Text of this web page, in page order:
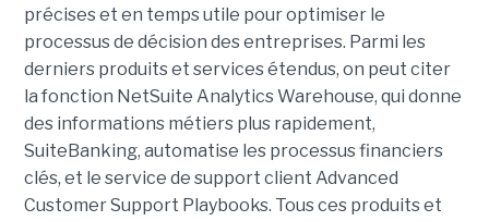
précises et en temps utile pour optimiser le
processus de décision des entreprises. Parmi les
derniers produits et services étendus, on peut citer
la fonction NetSuite Analytics Warehouse, qui donne
des informations métiers plus rapidement,
SuiteBanking, automatise les processus financiers
clés, et le service de support client Advanced
Customer Support Playbooks. Tous ces produits et